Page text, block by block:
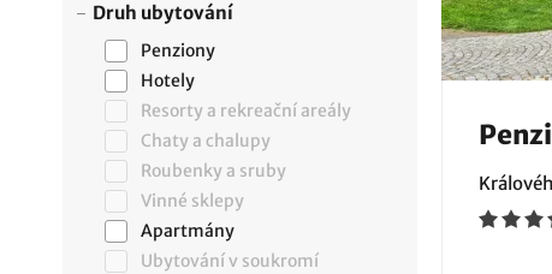
Druh ubytování
Penziony
Hotely
Resorty a rekreační areály
Chaty a chalupy
Roubenky a sruby
Vinné sklepy
Apartmány
Ubytování v soukromí